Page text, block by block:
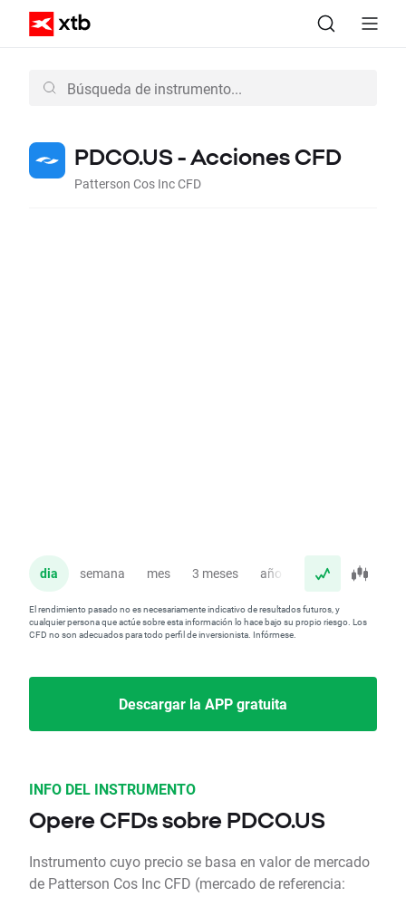
PDCO.US - Acciones CFD
Patterson Cos Inc CFD
dia semana mes 3 meses año
El rendimiento pasado no es necesariamente indicativo de resultados futuros, y
cualquier persona que actúe sobre esta información lo hace bajo su propio riesgo. Los
CFD no son adecuados para todo perfil de inversionista. Infórmese.
Descargar la APP gratuita
INFO DEL INSTRUMENTO
Opere CFDs sobre PDCO.US
Instrumento cuyo precio se basa en valor de mercado
de Patterson Cos Inc CFD (mercado de referencia: